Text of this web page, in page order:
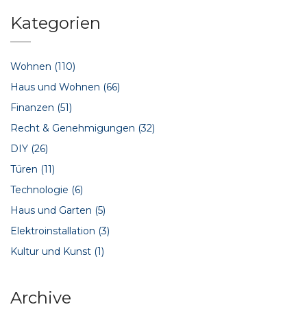
Kategorien
Wohnen (110)
Haus und Wohnen (66)
Finanzen (51)
Recht & Genehmigungen (32)
DIY (26)
Türen (11)
Technologie (6)
Haus und Garten (5)
Elektroinstallation (3)
Kultur und Kunst (1)
Archive